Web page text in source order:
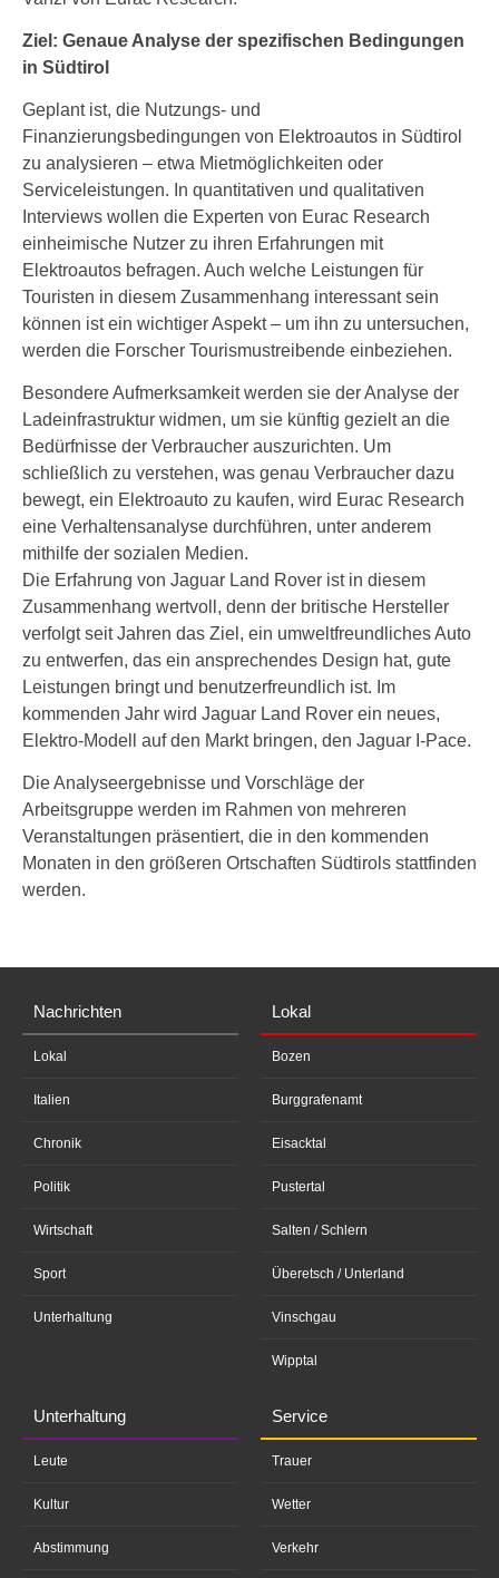
Ziel: Genaue Analyse der spezifischen Bedingungen
in Südtirol
Geplant ist, die Nutzungs- und
Finanzierungsbedingungen von Elektroautos in Südtirol
zu analysieren – etwa Mietmöglichkeiten oder
Serviceleistungen. In quantitativen und qualitativen
Interviews wollen die Experten von Eurac Research
einheimische Nutzer zu ihren Erfahrungen mit
Elektroautos befragen. Auch welche Leistungen für
Touristen in diesem Zusammenhang interessant sein
können ist ein wichtiger Aspekt – um ihn zu untersuchen,
werden die Forscher Tourismustreibende einbeziehen.
Besondere Aufmerksamkeit werden sie der Analyse der
Ladeinfrastruktur widmen, um sie künftig gezielt an die
Bedürfnisse der Verbraucher auszurichten. Um
schließlich zu verstehen, was genau Verbraucher dazu
bewegt, ein Elektroauto zu kaufen, wird Eurac Research
eine Verhaltensanalyse durchführen, unter anderem
mithilfe der sozialen Medien.
Die Erfahrung von Jaguar Land Rover ist in diesem
Zusammenhang wertvoll, denn der britische Hersteller
verfolgt seit Jahren das Ziel, ein umweltfreundliches Auto
zu entwerfen, das ein ansprechendes Design hat, gute
Leistungen bringt und benutzerfreundlich ist. Im
kommenden Jahr wird Jaguar Land Rover ein neues,
Elektro-Modell auf den Markt bringen, den Jaguar I-Pace.
Die Analyseergebnisse und Vorschläge der
Arbeitsgruppe werden im Rahmen von mehreren
Veranstaltungen präsentiert, die in den kommenden
Monaten in den größeren Ortschaften Südtirols stattfinden
werden.
Nachrichten
Lokal
Italien
Chronik
Politik
Wirtschaft
Sport
Unterhaltung
Lokal
Bozen
Burggrafenamt
Eisacktal
Pustertal
Salten / Schlern
Überetsch / Unterland
Vinschgau
Wipptal
Unterhaltung
Leute
Kultur
Abstimmung
Service
Trauer
Wetter
Verkehr